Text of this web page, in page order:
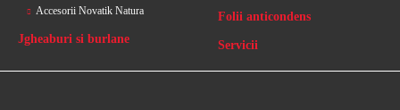
Accesorii Novatik Natura
Jgheaburi si burlane
Folii anticondens
Servicii